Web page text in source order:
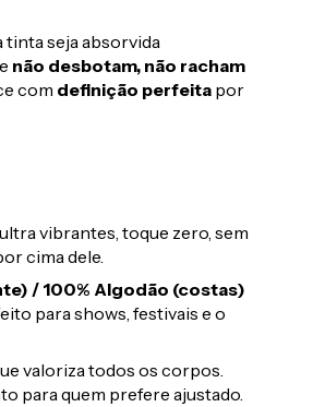
tinta seja absorvida
não desbotam, não racham
com definição perfeita por
vibrantes, toque zero, sem
cima dele.
/ 100% Algodão (costas)
para shows, festivais e o
valoriza todos os corpos.
para quem prefere ajustado.